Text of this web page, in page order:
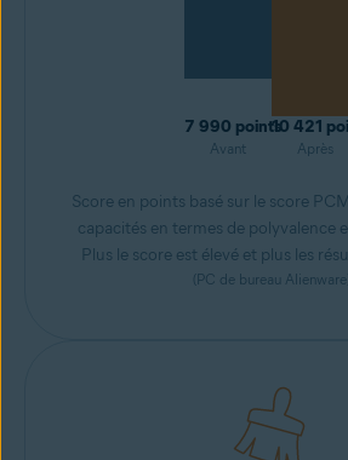
7 990 points
Avant
10 421
Après
Score en points basé sur le score
capacités en termes de polyvalence
Plus le score est élevé et plus les
(PC de bureau